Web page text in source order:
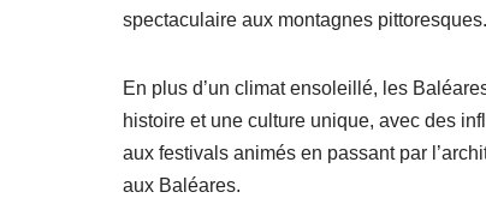
spectaculaire aux montagnes pittoresques.
En plus d’un climat ensoleillé, les
histoire et une culture unique, avec des
aux festivals animés en passant par
aux Baléares.